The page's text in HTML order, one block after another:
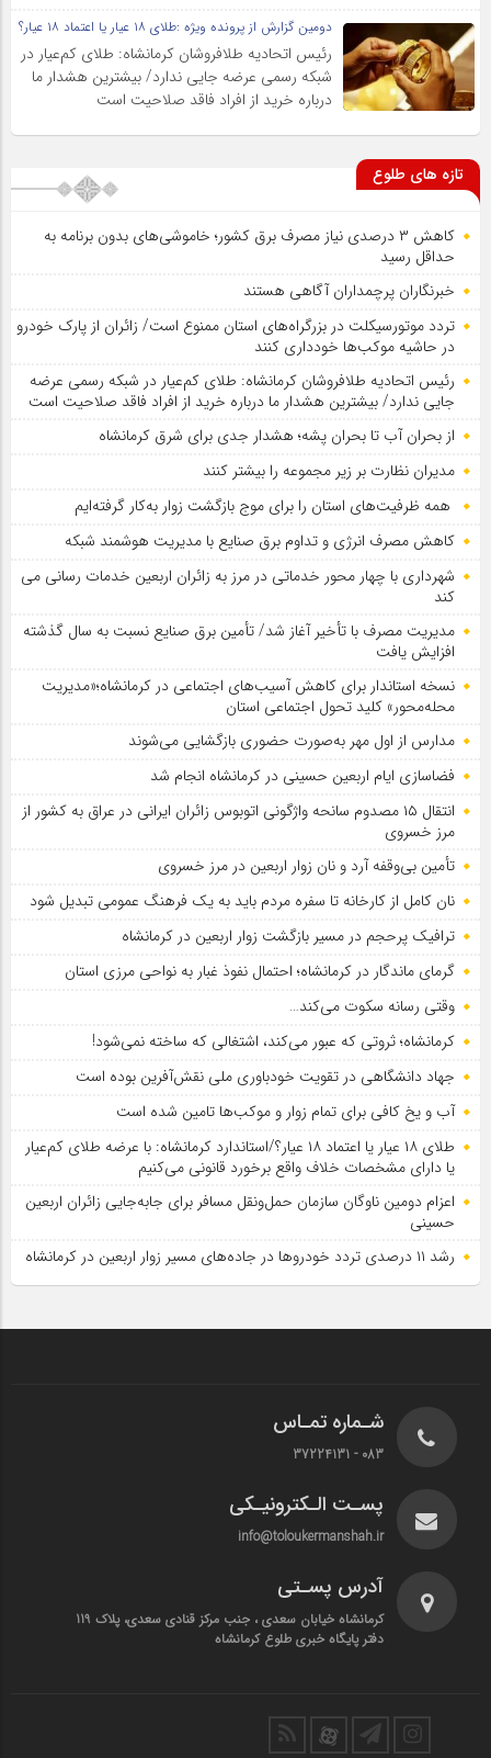
دومین گزارش از پرونده ویژه :طلای ۱۸ عیار یا اعتماد ۱۸ عیار؟
رئیس اتحادیه طلافروشان کرمانشاه: طلای کم‌عیار در
شبکه رسمی عرضه جایی ندارد/ بیشترین هشدار ما
درباره خرید از افراد فاقد صلاحیت است
تازه های طلوع
کاهش ۳ درصدی نیاز مصرف برق کشور؛ خاموشی‌های بدون برنامه به
حداقل رسید
خبرنگاران پرچمداران آگاهی هستند
تردد موتورسیکلت در بزرگراه‌های استان ممنوع است/ زائران از پارک خودرو
در حاشیه موکب‌ها خودداری کنند
رئیس اتحادیه طلافروشان کرمانشاه: طلای کم‌عیار در شبکه رسمی عرضه
جایی ندارد/ بیشترین هشدار ما درباره خرید از افراد فاقد صلاحیت است
از بحران آب تا بحران پشه؛ هشدار جدی برای شرق کرمانشاه
مدیران نظارت بر زیر مجموعه را بیشتر کنند
همه ظرفیت‌های استان را برای موج بازگشت زوار به‌کار گرفته‌ایم
کاهش مصرف انرژی و تداوم برق صنایع با مدیریت هوشمند شبکه
شهرداری با چهار محور خدماتی در مرز به زائران اربعین خدمات رسانی می
کند
مدیریت مصرف با تأخیر آغاز شد/ تأمین برق صنایع نسبت به سال گذشته
افزایش یافت
نسخه استاندار برای کاهش آسیب‌های اجتماعی در کرمانشاه؛«مدیریت
محله‌محور» کلید تحول اجتماعی استان
مدارس از اول مهر به‌صورت حضوری بازگشایی می‌شوند
فضاسازی ایام اربعین حسینی در کرمانشاه انجام شد
انتقال ۱۵ مصدوم سانحه واژگونی اتوبوس زائران ایرانی در عراق به کشور از
مرز خسروی
تأمین بی‌وقفه آرد و نان زوار اربعین در مرز خسروی
نان کامل از کارخانه تا سفره مردم باید به یک فرهنگ عمومی تبدیل شود
ترافیک پرحجم در مسیر بازگشت زوار اربعین در کرمانشاه
گرمای ماندگار در کرمانشاه؛ احتمال نفوذ غبار به نواحی مرزی استان
وقتی رسانه سکوت می‌کند…
کرمانشاه؛ ثروتی که عبور می‌کند، اشتغالی که ساخته نمی‌شود!
جهاد دانشگاهی در تقویت خودباوری ملی نقش‌آفرین بوده است
آب و یخ کافی برای تمام زوار و موکب‌ها تامین شده است
طلای ۱۸ عیار یا اعتماد ۱۸ عیار؟/استاندارد کرمانشاه: با عرضه طلای کم‌عیار
یا دارای مشخصات خلاف واقع برخورد قانونی می‌کنیم
اعزام دومین ناوگان سازمان حمل‌ونقل مسافر برای جابه‌جایی زائران اربعین
حسینی
رشد ۱۱ درصدی تردد خودروها در جاده‌های مسیر زوار اربعین در کرمانشاه
شـماره تمـاس
083 - 37224131
پسـت الـکترونیـکی
info@toloukermanshah.ir
آدرس پسـتی
کرمانشاه خیابان سعدی ، جنب مرکز قنادی سعدی، پلاک 119
دفتر پایگاه خبری طلوع کرمانشاه